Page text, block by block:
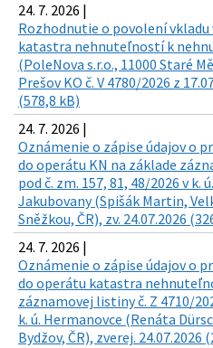
24. 7. 2026 |
Rozhodnutie o povolení
katastra nehnuteľností k
(PoleNova s.r.o., 11000 Staré
Prešov KO č. V 4780/2026 z
(578,8 kB)
24. 7. 2026 |
Oznámenie o zápise údajov o
do operátu KN na základe
pod č. zm. 157, 81, 48/2026 v k.
Jakubovany (Spišák Martin,
Sněžkou, ČR), zv. 24.07.2026
24. 7. 2026 |
Oznámenie o zápise údajov o
do operátu katastra
záznamovej listiny č. Z 4710/
k. ú. Hermanovce (Renáta
Bydžov, ČR), zverej. 24.07.2026